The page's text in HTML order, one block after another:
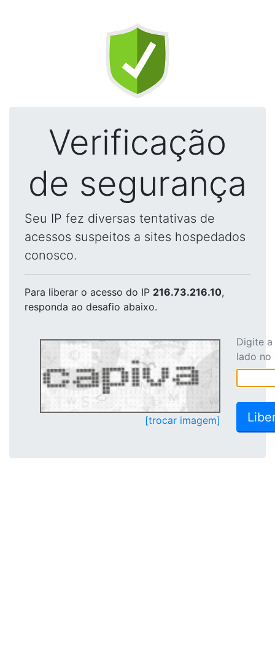
Verificação
de segurança
Seu IP fez diversas tentativas de
acessos suspeitos a sites hospedados
conosco.
Para liberar o acesso do IP 216.73.216.10,
responda ao desafio abaixo.
[trocar imagem]
Digite
lado no